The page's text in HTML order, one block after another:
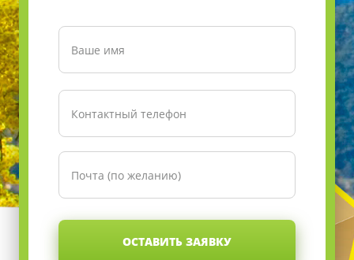
ОСТАВИТЬ ЗАЯВКУ